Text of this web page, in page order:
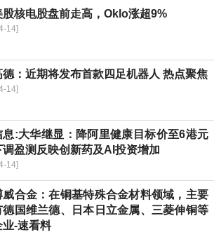
股核电股盘前走高，Oklo涨超9%
14]
德：近期将发布首款四足机器人 热点聚焦
14]
息:大华继显：降阿里健康目标价至6港元
调盈测反映创新药及AI投资增加
14]
威合金：在铜基特殊合金材料领域，主要
德国维兰德、日本日立金属、三菱伸铜等
业-速看料